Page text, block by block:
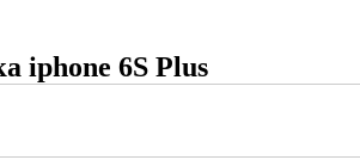
iphone 6S Plus